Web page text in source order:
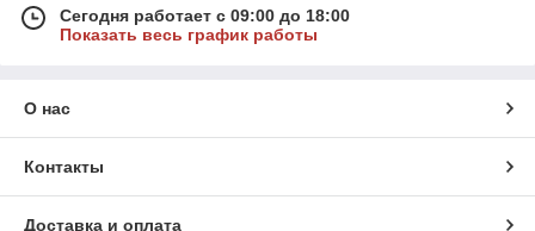
Сегодня работает с 09:00 до 18:00
Показать весь график работы
О нас
Контакты
Доставка и оплата